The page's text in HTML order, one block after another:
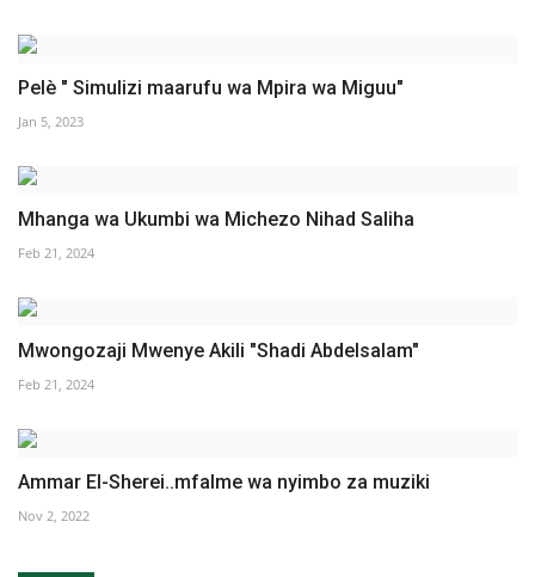
Pelè " Simulizi maarufu wa Mpira wa Miguu"
Jan 5, 2023
Mhanga wa Ukumbi wa Michezo Nihad Saliha
Feb 21, 2024
Mwongozaji Mwenye Akili "Shadi Abdelsalam"
Feb 21, 2024
Ammar El-Sherei..mfalme wa nyimbo za muziki
Nov 2, 2022